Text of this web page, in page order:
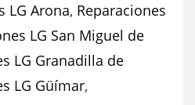
LG Arona, Reparaciones
LG San Miguel de
LG Granadilla de
LG Güímar,